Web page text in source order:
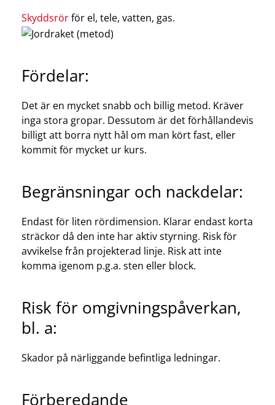
Skyddsrörför el, tele, vatten, gas.
Fördelar:
Det är en mycket snabb och billig metod. Kräver
inga stora gropar. Dessutom är det förhållandevis
billigt att borra nytt hål om man kört fast, eller
kommit för mycket ur kurs.
Begränsningar och nackdelar:
Endast för liten rördimension. Klarar endast korta
sträckor då den inte har aktiv styrning. Risk för
avvikelse från projekterad linje. Risk att inte
komma igenom p.g.a. sten eller block.
Risk för omgivningspåverkan,
bl. a:
Skador på närliggande befintliga ledningar.
Förberedande